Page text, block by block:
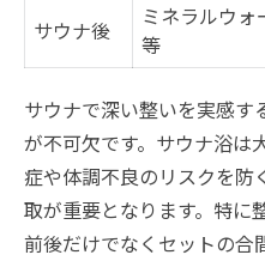
サウナ後
ミネラルウォ
等
サウナで深い整いを実感
が不可欠です。サウナ浴は
症や体調不良のリスクを防
取が重要となります。特に
前後だけでなくセットの合